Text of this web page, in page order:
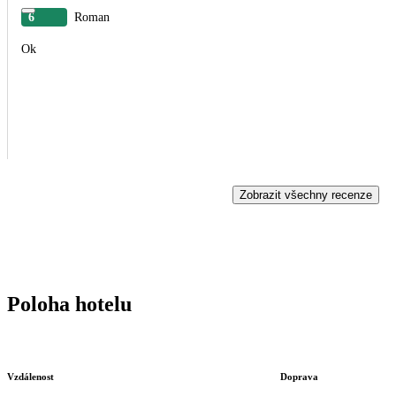
6 Roman
Ok
Zobrazit všechny recenze
Poloha hotelu
Vzdálenost Doprava